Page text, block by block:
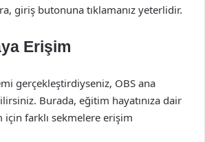
giriş butonuna tıklamanız yeterlidir.
Erişim
gerçekleştirdiyseniz, OBS ana
Burada, eğitim hayatınıza dair
farklı sekmelere erişim